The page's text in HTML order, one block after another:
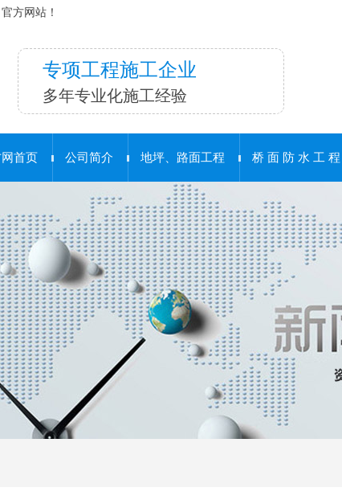
方网站！
专项工程施工企业
多年专业化施工经验
首页 公司简介 地坪、路面工程 桥 面 防 水 工 程